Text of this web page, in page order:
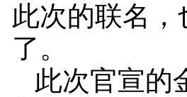
此次的联名
了。
此次官宣的